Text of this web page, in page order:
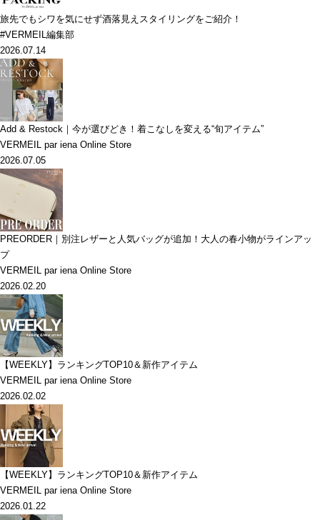
旅先でもシワを気にせず酒落見えスタイリングをご紹介！
#VERMEIL編集部
2026.07.14
Add & Restock｜今が選びどき！着こなしを変える“旬アイテム”
VERMEIL par iena Online Store
2026.07.05
PREORDER｜別注レザーと人気バッグが追加！大人の春小物がラインアッ
プ
VERMEIL par iena Online Store
2026.02.20
【WEEKLY】ランキングTOP10＆新作アイテム
VERMEIL par iena Online Store
2026.02.02
【WEEKLY】ランキングTOP10＆新作アイテム
VERMEIL par iena Online Store
2026.01.22